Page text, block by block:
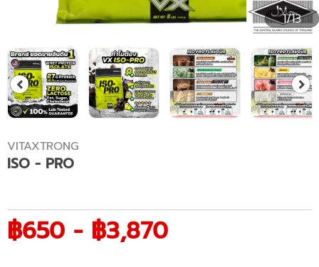
1/13
VITAXTRONG
ISO - PRO
฿650 - ฿3,870